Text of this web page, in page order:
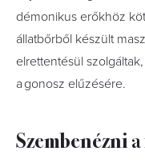
démonikus erőkhöz
állatbőrből készült
elrettentésül
a gonosz elűzésére.
Szembenézni